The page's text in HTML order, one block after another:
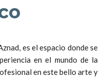
es el espacio donde se
en el mundo de la
en este bello arte y